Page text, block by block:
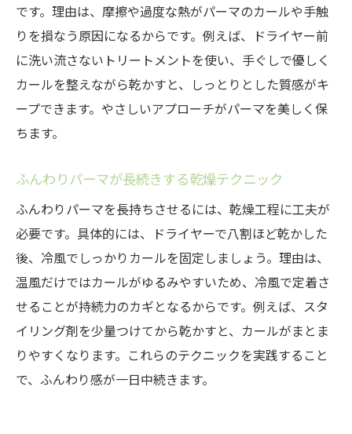
です。理由は、摩擦や過度な熱がパーマのカールや手触
りを損なう原因になるからです。例えば、ドライヤー前
に洗い流さないトリートメントを使い、手ぐしで優しく
カールを整えながら乾かすと、しっとりとした質感がキ
ープできます。やさしいアプローチがパーマを美しく保
ちます。
ふんわりパーマが長続きする乾燥テクニック
ふんわりパーマを長持ちさせるには、乾燥工程に工夫が
必要です。具体的には、ドライヤーで八割ほど乾かした
後、冷風でしっかりカールを固定しましょう。理由は、
温風だけではカールがゆるみやすいため、冷風で定着さ
せることが持続力のカギとなるからです。例えば、スタ
イリング剤を少量つけてから乾かすと、カールがまとま
りやすくなります。これらのテクニックを実践すること
で、ふんわり感が一日中続きます。